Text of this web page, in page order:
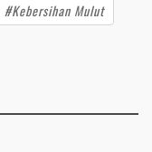
#Kebersihan Mulut